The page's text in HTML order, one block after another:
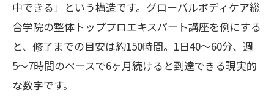
中できる」という構造です。グローバルボディケア総
合学院の整体トッププロエキスパート講座を例にする
と、修了までの目安は約150時間。1日40〜60分、週
5〜7時間のペースで6ヶ月続けると到達できる現実的
な数字です。